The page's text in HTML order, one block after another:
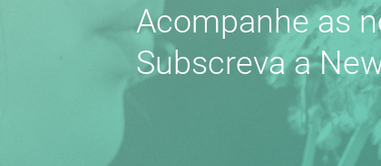
Acompanhe as
Subscreva a